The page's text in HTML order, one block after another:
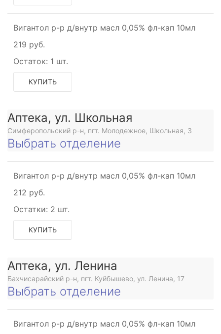
Вигантол р-р д/внутр масл 0,05% фл-кап 10мл
219 руб.
Остаток: 1 шт.
КУПИТЬ
Аптека, ул. Школьная
Симферопольский р-н, пгт. Молодежное, Школьная, 3
Выбрать отделение
Вигантол р-р д/внутр масл 0,05% фл-кап 10мл
212 руб.
Остатки: 2 шт.
КУПИТЬ
Аптека, ул. Ленина
Бахчисарайский р-н, пгт. Куйбышево, ул. Ленина, 17
Выбрать отделение
Вигантол р-р д/внутр масл 0,05% фл-кап 10мл